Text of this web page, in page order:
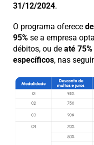
31/12/2024.
O programa oferece
95% se a empresa
débitos, ou de até
específicos, nas